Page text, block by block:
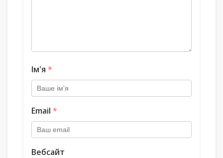
Ім'я *
Email *
Вебсайт